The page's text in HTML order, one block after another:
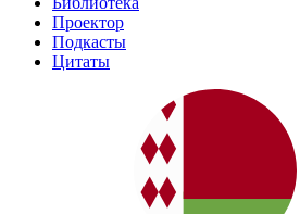
Проектор
Подкасты
Цитаты